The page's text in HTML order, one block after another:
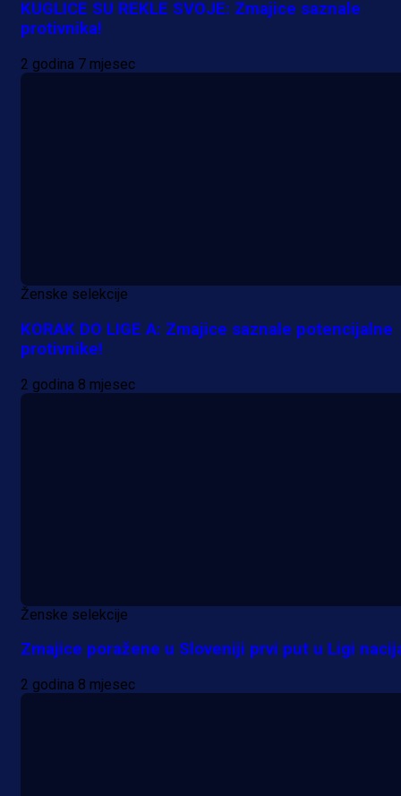
KUGLICE SU REKLE SVOJE: Zmajice saznale
protivnika!
2 godina 7 mjesec
Ženske selekcije
KORAK DO LIGE A: Zmajice saznale potencijalne
protivnike!
2 godina 8 mjesec
Ženske selekcije
Zmajice poražene u Sloveniji prvi put u Ligi
2 godina 8 mjesec